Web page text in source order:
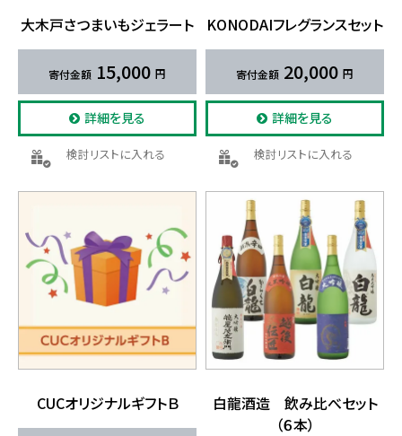
大木戸さつまいも​ジェラート
15,000
詳細を見る
検討リストに入れる
KONODAIフレグランスセット
20,000
詳細を見る
検討リストに入れる
CUCオリジナルギフトＢ
白龍酒造 飲み​比べセット​
（６本）